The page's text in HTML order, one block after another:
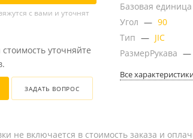
с вами и уточнят
уточняйте
ЗАДАТЬ ВОПРОС
Базовая единица
Угол — 90
Тип — JIC
РазмерРукава —
Все
не включается в стоимость заказа и